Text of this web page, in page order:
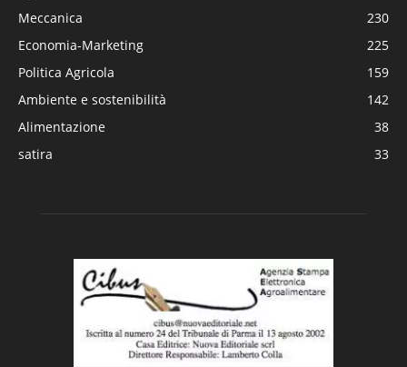
Meccanica
230
Economia-Marketing
225
Politica Agricola
159
Ambiente e sostenibilità
142
Alimentazione
38
satira
33